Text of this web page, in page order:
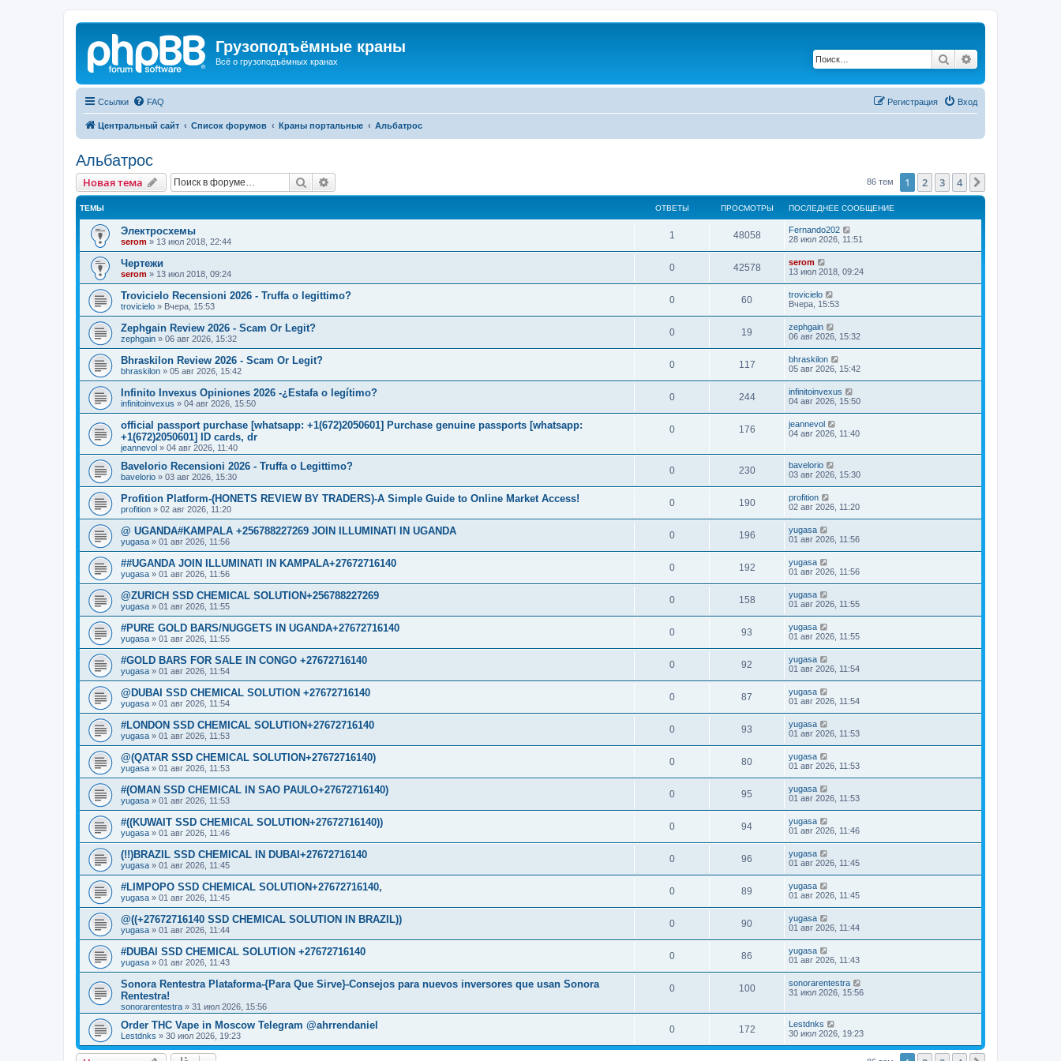
Грузоподъёмные краны
Всё о грузоподъёмных кранах Поиск
Ссылки FAQ Вход
Регистрация
Центральный сайт Список форумов Краны портальные Альбатрос
Альбатрос
Новая тема Поиск 86 тем 1 2 3 4
ТЕМЫ ОТВЕТЫ ПРОСМОТРЫ ПОСЛЕДНЕЕ СООБЩЕНИЕ
Электросхемы
serom » 13 июл 2018, 22:44
1 48058
Fernando202
28 июл 2026, 11:51
Чертежи
serom » 13 июл 2018, 09:24
0 42578
serom
13 июл 2018, 09:24
Trovicielo Recensioni 2026 - Truffa o legittimo?
trovicielo » Вчера, 15:53
0 60
trovicielo
Вчера, 15:53
Zephgain Review 2026 - Scam Or Legit?
zephgain » 06 авг 2026, 15:32
0 19
zephgain
06 авг 2026, 15:32
Bhraskilon Review 2026 - Scam Or Legit?
bhraskilon » 05 авг 2026, 15:42
0 117
bhraskilon
05 авг 2026, 15:42
Infinito Invexus Opiniones 2026 -¿Estafa o legítimo?
infinitoinvexus » 04 авг 2026, 15:50
0 244
infinitoinvexus
04 авг 2026, 15:50
official passport purchase [whatsapp: +1(672)2050601] Purchase genuine passports [whatsapp:
+1(672)2050601] ID cards, dr
jeannevol » 04 авг 2026, 11:40
0 176
jeannevol
04 авг 2026, 11:40
Bavelorio Recensioni 2026 - Truffa o Legittimo?
bavelorio » 03 авг 2026, 15:30
0 230
bavelorio
03 авг 2026, 15:30
Profition Platform-(HONETS REVIEW BY TRADERS)-A Simple Guide to Online Market Access!
profition » 02 авг 2026, 11:20
0 190
profition
02 авг 2026, 11:20
@ UGANDA#KAMPALA +256788227269 JOIN ILLUMINATI IN UGANDA
yugasa » 01 авг 2026, 11:56
0 196
yugasa
01 авг 2026, 11:56
##UGANDA JOIN ILLUMINATI IN KAMPALA+27672716140
yugasa » 01 авг 2026, 11:56
0 192
yugasa
01 авг 2026, 11:56
@ZURICH SSD CHEMICAL SOLUTION+256788227269
yugasa » 01 авг 2026, 11:55
0 158
yugasa
01 авг 2026, 11:55
#PURE GOLD BARS/NUGGETS IN UGANDA+27672716140
yugasa » 01 авг 2026, 11:55
0 93
yugasa
01 авг 2026, 11:55
#GOLD BARS FOR SALE IN CONGO +27672716140
yugasa » 01 авг 2026, 11:54
0 92
yugasa
01 авг 2026, 11:54
@DUBAI SSD CHEMICAL SOLUTION +27672716140
yugasa » 01 авг 2026, 11:54
0 87
yugasa
01 авг 2026, 11:54
#LONDON SSD CHEMICAL SOLUTION+27672716140
yugasa » 01 авг 2026, 11:53
0 93
yugasa
01 авг 2026, 11:53
@(QATAR SSD CHEMICAL SOLUTION+27672716140)
yugasa » 01 авг 2026, 11:53
0 80
yugasa
01 авг 2026, 11:53
#(OMAN SSD CHEMICAL IN SAO PAULO+27672716140)
yugasa » 01 авг 2026, 11:53
0 95
yugasa
01 авг 2026, 11:53
#((KUWAIT SSD CHEMICAL SOLUTION+27672716140))
yugasa » 01 авг 2026, 11:46
0 94
yugasa
01 авг 2026, 11:46
(!!)BRAZIL SSD CHEMICAL IN DUBAI+27672716140
yugasa » 01 авг 2026, 11:45
0 96
yugasa
01 авг 2026, 11:45
#LIMPOPO SSD CHEMICAL SOLUTION+27672716140,
yugasa » 01 авг 2026, 11:45
0 89
yugasa
01 авг 2026, 11:45
@((+27672716140 SSD CHEMICAL SOLUTION IN BRAZIL))
yugasa » 01 авг 2026, 11:44
0 90
yugasa
01 авг 2026, 11:44
#DUBAI SSD CHEMICAL SOLUTION +27672716140
yugasa » 01 авг 2026, 11:43
0 86
yugasa
01 авг 2026, 11:43
Sonora Rentestra Plataforma-{Para Que Sirve}-Consejos para nuevos inversores que usan Sonora
Rentestra!
sonorarentestra » 31 июл 2026, 15:56
0 100
sonorarentestra
31 июл 2026, 15:56
Order THC Vape in Moscow Telegram @ahrrendaniel
Lestdnks » 30 июл 2026, 19:23
0 172
Lestdnks
30 июл 2026, 19:23